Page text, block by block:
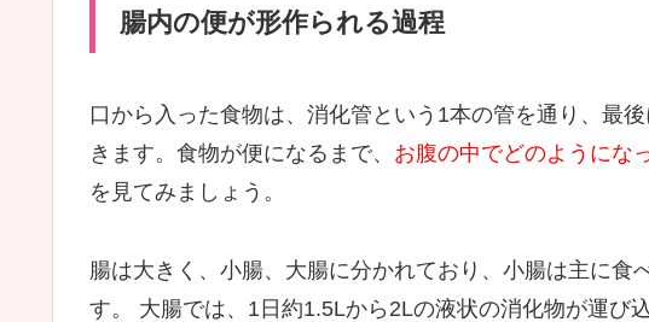
腸内の便が形作られる過程
口から入った食物は、消化管という1本の管を通り、最
きます。食物が便になるまで、 お腹の中でどのようにな
を見てみましょう。
腸は大きく、小腸、大腸に分かれており、小腸は主に食
す。 大腸では、1日約1.5Lから2Lの液状の消化物が運び